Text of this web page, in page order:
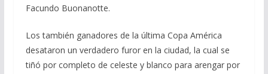
Facundo Buonanotte.
Los también ganadores de la última Copa América
desataron un verdadero furor en la ciudad, la cual se
tiñó por completo de celeste y blanco para arengar por